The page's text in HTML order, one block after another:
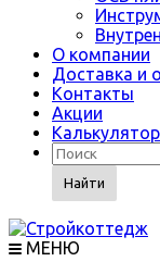
О компании
Доставка и
Контакты
Акции
Найти
МЕНЮ